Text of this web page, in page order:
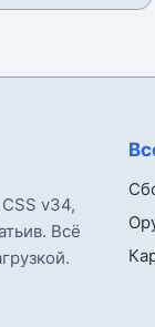
v34,
Всё